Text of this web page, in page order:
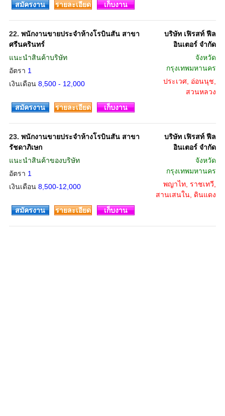
สมัครงาน รายละเอียด เก็บงาน
22. พนักงานขายประจำห้างโรบินสัน สาขา
ศรีนครินทร์
แนะนำสินค้าบริษัท
อัตรา 1
เงินเดือน 8,500 - 12,000
บริษัท เฟิรสท์ ฟีล
อินเตอร์ จำกัด
จังหวัด
กรุงเทพมหานคร
ประเวศ, อ่อนนุช,
สวนหลวง
สมัครงาน
รายละเอียด เก็บงาน
23. พนักงานขายประจำห้างโรบินสัน สาขา
รัชดาภิเษก
แนะนำสินค้าของบริษัท
อัตรา 1
เงินเดือน 8,500-12,000
บริษัท เฟิรสท์ ฟีล
อินเตอร์ จำกัด
จังหวัด
กรุงเทพมหานคร
พญาไท, ราชเทวี,
สานเสนใน, ดินแดง
สมัครงาน
รายละเอียด เก็บงาน